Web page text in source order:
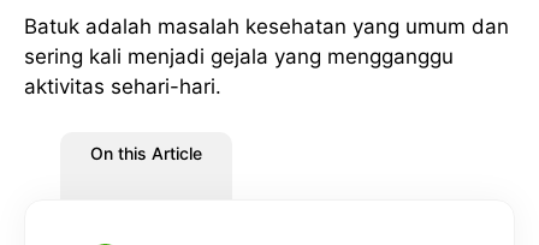
Batuk adalah masalah kesehatan yang umum dan
sering kali menjadi gejala yang mengganggu
aktivitas sehari-hari.
On this Article